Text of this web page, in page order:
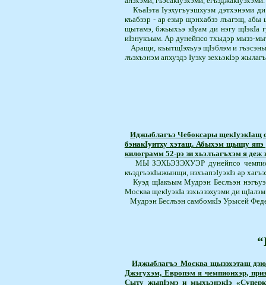
КъаIэта Iуэхугъуэшхуэм дэтхэнэми
къабзэр - ар езыр щэнхабзэ лъагэщ,
щытамэ, бжьыхьэ кIуам ди нэгу щIэкIа
иIэнукъым. Ар дунейпсо тхыдэр мызэ-
Аращи, къытщIэхъуэ щIэблэм и
лъэхъэнэм апхуэдэ Iуэху зехьэкIэр
Иджыблагъэ Чебоксары ще­­кIуэкIащ
бэнакIуитху хэтащ. Абыхэм щыщу
килограмм 52-рэ зи хьэлъагъхэм я
МЫ ЗЭХЬЭЗЭХУЭР дуней­псо
къэдгъэкIыжынщи, нэ­хъа­пэIуэкIэ ар
Куэд щIакъым Мудрэн Беслъэн
Москва щекIуэкIа зэхьэзэхуэми ди
Мудрэн Беслъэн самбомкIэ Урысей
Иджыблагъэ Москва щызэхэтащ
Джэгухэм, Европэм я чемпионхэр,
Сыту жыпIэмэ и мыхьэнэкIэ